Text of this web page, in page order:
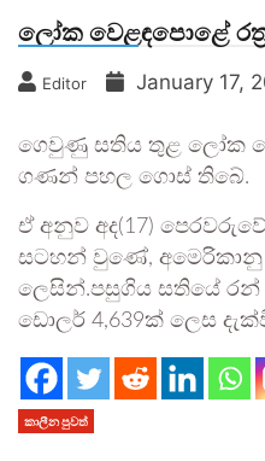
ලෝක වෙළඳපොළේ
Editor January 17,
ගෙවුණු සතිය තුළ ලෝක
ගණන් පහල ගොස් තිබේ.
ඒ අනුව අද(17)
සටහන් වුණේ, අමෙරිකානු
ලෙසින්.පසුගිය සතියේ
ඩොලර් 4,639ක් ලෙස
කාලීන පුවත්